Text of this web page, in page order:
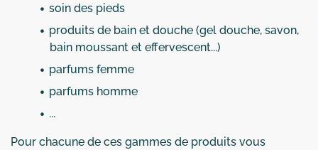
soin des pieds
produits de bain et douche (gel douche, savon,
bain moussant et effervescent...)
parfums femme
parfums homme
...
Pour chacune de ces gammes de produits vous